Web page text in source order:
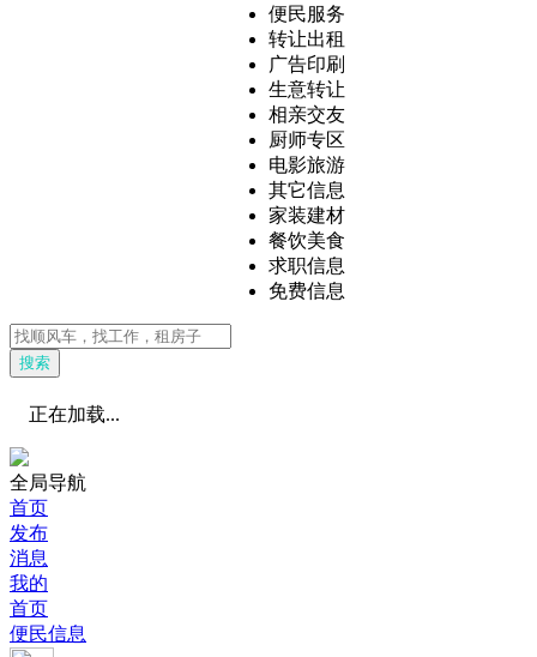
便民服务
转让出租
广告印刷
生意转让
相亲交友
厨师专区
电影旅游
其它信息
家装建材
餐饮美食
求职信息
免费信息
搜索
正在加载...
全局导航
首页
发布
消息
我的
首页
便民信息